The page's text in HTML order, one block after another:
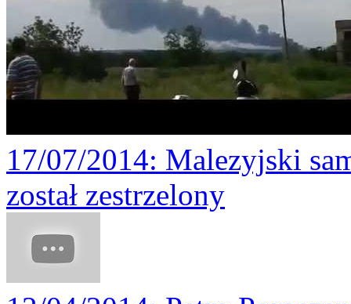
17/07/2014: Malezyjski
został zestrzelony